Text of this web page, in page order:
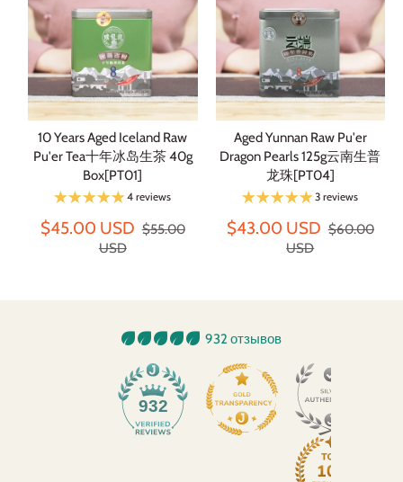
10 Years Aged Iceland Raw
Pu'er Tea十年冰岛生茶 40g
Box[PT01]
4 reviews
$45.00 USD $55.00
USD
Aged Yunnan Raw Pu'er
Dragon Pearls 125g云南生普
龙珠[PT04]
3 reviews
$43.00 USD $60.00
USD
932 отзывов
932